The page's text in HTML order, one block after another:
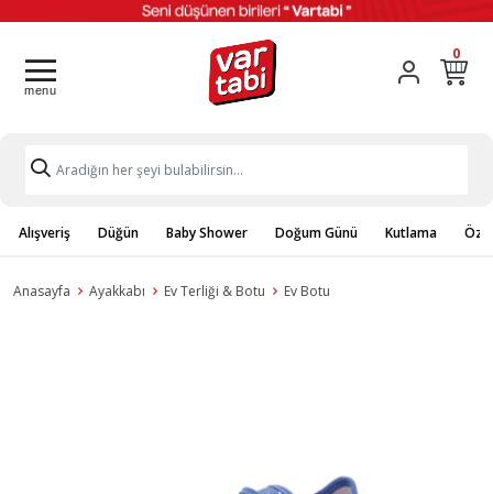
0
Alışveriş Düğün Baby Shower Doğum Günü Kutlama
Anasayfa Ayakkabı Ev Terliği & Botu Ev Botu